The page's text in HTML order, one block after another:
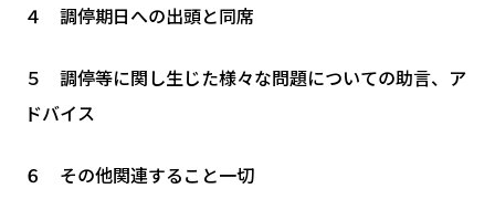
４ 調停期日への出頭と同席
５ 調停等に関し生じた様々な問題についての助言、ア
ドバイス
６ その他関連すること一切